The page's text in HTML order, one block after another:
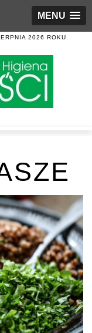
MENU
2026 ROKU.